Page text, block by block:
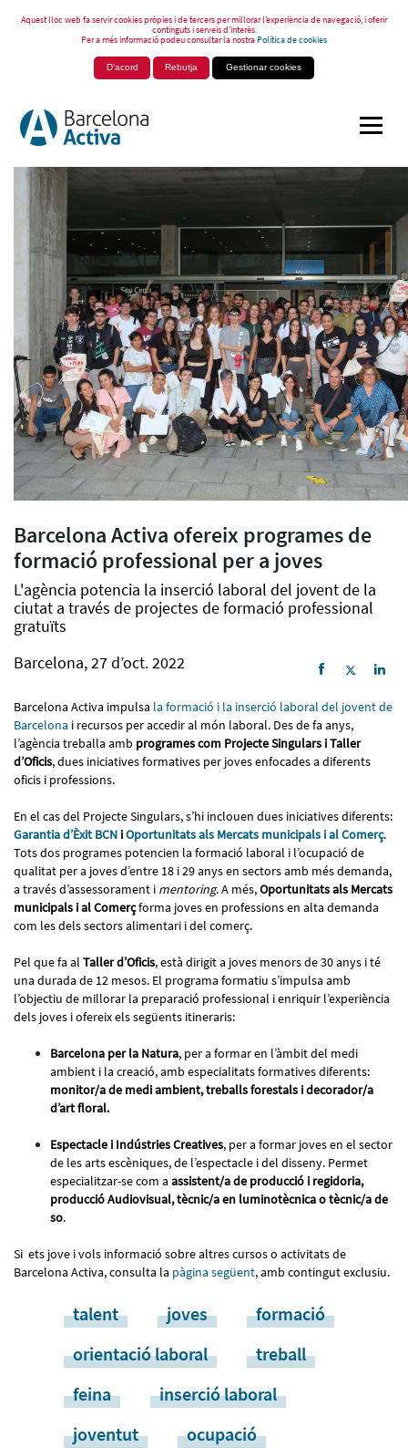
Aquest lloc web fa servir cookies pròpies i de tercers per millorar l’experiència de navegació, i oferir
continguts i serveis d’interès.
Per a més informació podeu consultar la nostraPolítica de cookies
D'acord Rebutja Gestionar cookies
Barcelona Activa ofereix programes de
formació professional per a joves
L'agència potencia la inserció laboral del jovent de la
ciutat a través de projectes de formació professional
gratuïts
Barcelona, 27 d’oct. 2022
Barcelona Activa impulsa la formació i la inserció laboral del jovent de
Barcelona i recursos per accedir al món laboral. Des de fa anys,
l’agència treballa amb programes com Projecte Singulars i Taller
d’Oficis, dues iniciatives formatives per joves enfocades a diferents
oficis i professions.
En el cas del Projecte Singulars, s’hi inclouen dues iniciatives diferents:
Garantia d’Èxit BCN iOportunitats als Mercats municipals i al Comerç.
Tots dos programes potencien la formació laboral i l’ocupació de
qualitat per a joves d’entre 18 i 29 anys en sectors amb més demanda,
a través d’assessorament i mentoring. A més,Oportunitats als Mercats
municipals i al Comerçforma joves en professions en alta demanda
com les dels sectors alimentari i del comerç.
Pel que fa al Taller d’Oficis, està dirigit a joves menors de 30 anys i té
una durada de 12 mesos. El programa formatiu s’impulsa amb
l’objectiu de millorar la preparació professional i enriquir l’experiència
dels joves i ofereix els següents itineraris:
Barcelona per la Natura, per a formar en l’àmbit del medi
ambient i la creació, amb especialitats formatives diferents:
monitor/a de medi ambient, treballs forestals i decorador/a
d’art floral.
Espectacle i Indústries Creatives, per a formar joves en el sector
de les arts escèniques, de l’espectacle i del disseny. Permet
especialitzar-se com a assistent/a de producció i regidoria,
producció Audiovisual, tècnic/a en luminotècnica o tècnic/a de
so.
Si ets jove i vols informació sobre altres cursos o activitats de
Barcelona Activa, consulta la pàgina següent, amb contingut exclusiu.
talent joves
formació
orientació laboral
treball
feina
inserció laboral
joventut
ocupació